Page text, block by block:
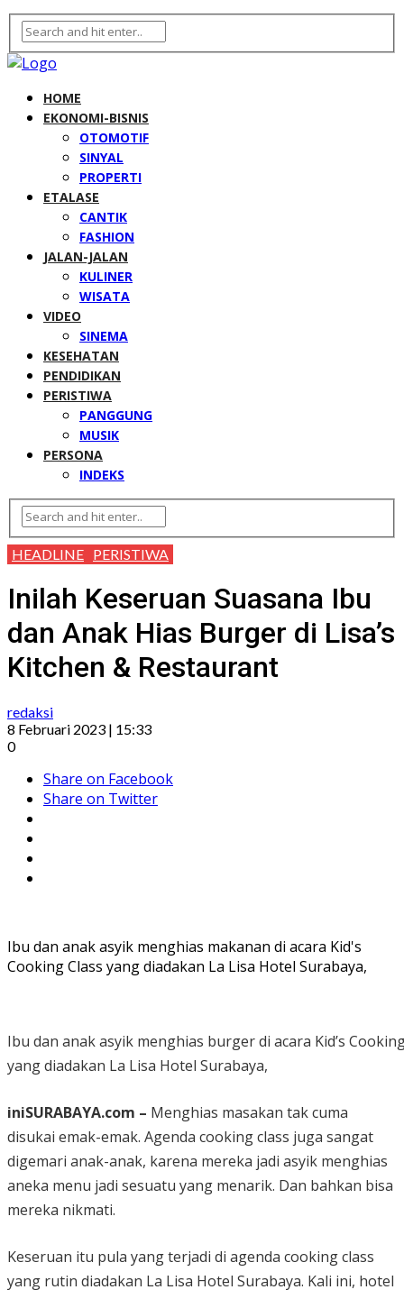
HOME
EKONOMI-BISNIS
OTOMOTIF
SINYAL
PROPERTI
ETALASE
CANTIK
FASHION
JALAN-JALAN
KULINER
WISATA
VIDEO
SINEMA
KESEHATAN
PENDIDIKAN
PERISTIWA
PANGGUNG
MUSIK
PERSONA
INDEKS
HEADLINE PERISTIWA
Inilah Keseruan Suasana Ibu
dan Anak Hias Burger di Lisa’s
Kitchen & Restaurant
redaksi
8 Februari 2023 | 15:33
0
Share on Facebook
Share on Twitter
Ibu dan anak asyik menghias makanan di acara Kid's
Cooking Class yang diadakan La Lisa Hotel Surabaya,
Ibu dan anak asyik menghias burger di acara Kid’s
yang diadakan La Lisa Hotel Surabaya,
iniSURABAYA.com – Menghias masakan tak cuma
disukai emak-emak. Agenda cooking class juga sangat
digemari anak-anak, karena mereka jadi asyik menghias
aneka menu jadi sesuatu yang menarik. Dan bahkan bisa
mereka nikmati.
Keseruan itu pula yang terjadi di agenda cooking class
yang rutin diadakan La Lisa Hotel Surabaya. Kali ini, hotel